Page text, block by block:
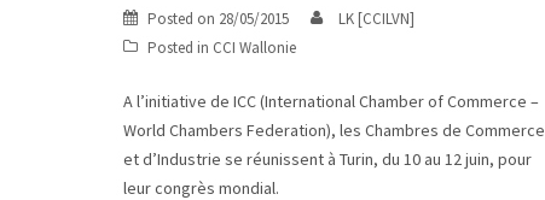
Posted on 28/05/2015
LK [CCILVN]
Posted in CCI Wallonie
A l’initiative de ICC (International Chamber of Commerce –
World Chambers Federation), les Chambres de Commerce
et d’Industrie se réunissent à Turin, du 10 au 12 juin, pour
leur congrès mondial.